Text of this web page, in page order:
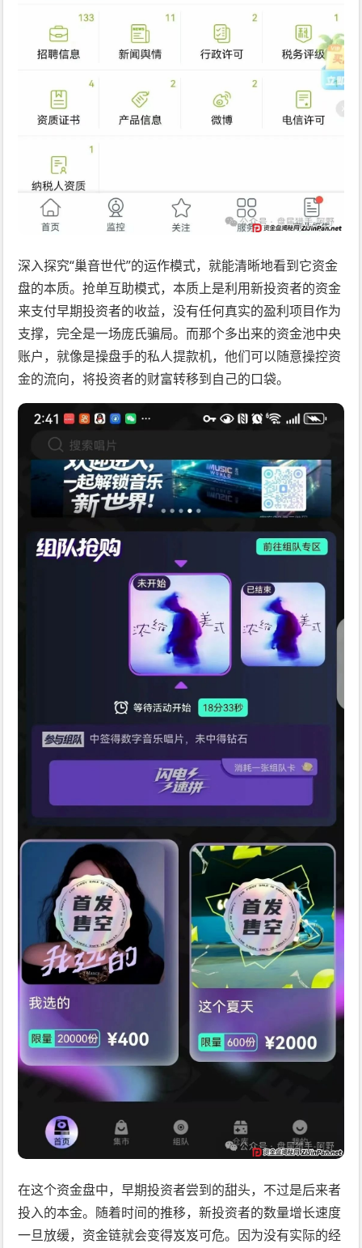
深入探究“巢音世代”的运作模式，就能清晰地看到它资金
盘的本质。抢单互助模式，本质上是利用新投资者的资金
来支付早期投资者的收益，没有任何真实的盈利项目作为
支撑，完全是一场庞氏骗局。而那个多出来的资金池中央
账户，就像是操盘手的私人提款机，他们可以随意操控资
金的流向，将投资者的财富转移到自己的口袋。
在这个资金盘中，早期投资者尝到的甜头，不过是后来者
投入的本金。随着时间的推移，新投资者的数量增长速度
一旦放缓，资金链就会变得岌岌可危。因为没有实际的经